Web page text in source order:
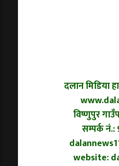
दलान मिडिया
विष्णुपुर
सम्पर्क
website: